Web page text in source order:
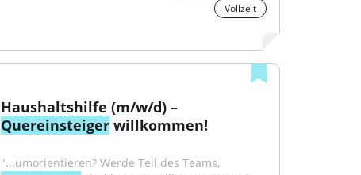
Vollzeit
Haushaltshilfe (m/w/d) –
Quereinsteiger willkommen!
"...umorientieren? Werde Teil des Teams,